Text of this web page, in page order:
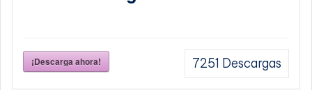
¡Descarga ahora! 7251 Descargas